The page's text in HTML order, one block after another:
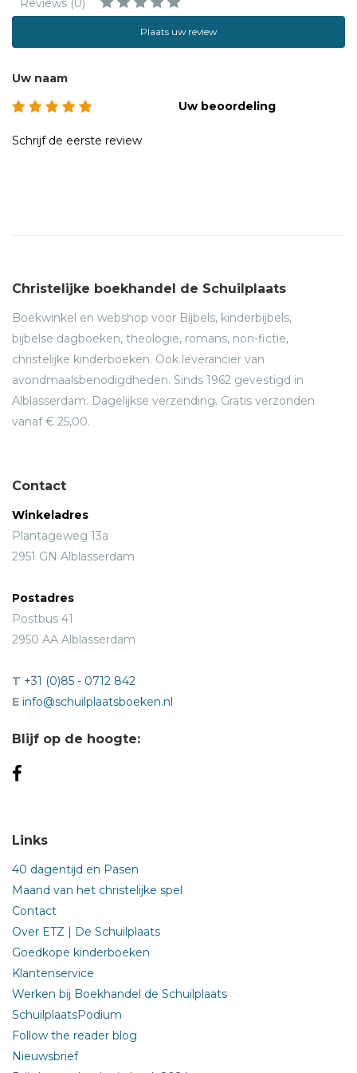
Reviews (0)
Plaats uw review
Uw naam
Uw beoordeling
Schrijf de eerste review
Christelijke boekhandel de Schuilplaats
Boekwinkel en webshop voor Bijbels, kinderbijbels,
bijbelse dagboeken, theologie, romans, non-fictie,
christelijke kinderboeken. Ook leverancier van
avondmaalsbenodigdheden. Sinds 1962 gevestigd in
Alblasserdam. Dagelijkse verzending. Gratis verzonden
vanaf € 25,00.
Contact
Winkeladres
Plantageweg 13a
2951 GN Alblasserdam
Postadres
Postbus 41
2950 AA Alblasserdam
T +31 (0)85 - 0712 842
E info@schuilplaatsboeken.nl
Blijf op de hoogte:
Links
40 dagentijd en Pasen
Maand van het christelijke spel
Contact
Over ETZ | De Schuilplaats
Goedkope kinderboeken
Klantenservice
Werken bij Boekhandel de Schuilplaats
SchuilplaatsPodium
Follow the reader blog
Nieuwsbrief